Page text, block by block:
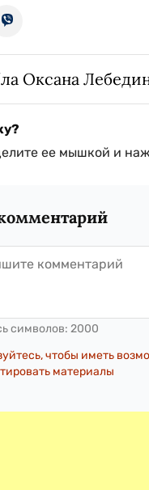
Оксана
ее мышкой и
символов: 2000
чтобы иметь
материалы